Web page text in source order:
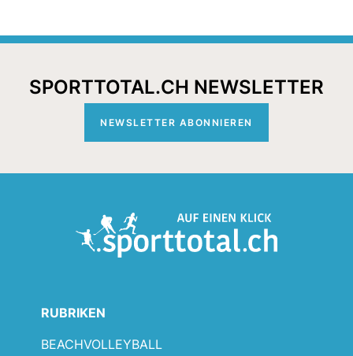
SPORTTOTAL.CH NEWSLETTER
NEWSLETTER ABONNIEREN
RUBRIKEN
BEACHVOLLEYBALL